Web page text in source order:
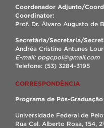
Coordenador Adjunto/
Coordinator:
Prof. Dr. Álvaro Augusto de
Secretária/Secretaría/
Andréa Cristine Antunes
E-mail: ppgcpol@gmail.com
Telefone: (53) 3284-3195
CORRESPONDÊNCIA
Programa de Pós-
Universidade Federal de
Rua Cel. Alberto Rosa, 154,